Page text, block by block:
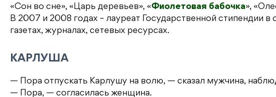
«Сон во сне», «Царь деревьев», «Фиолетовая бабочка»,
В 2007 и 2008 годах – лауреат Государственной стипендии в
газетах, журналах, сетевых ресурсах.
КАРЛУША
— Пора отпускать Карлушу на волю, — сказал мужчина,
— Пора, — согласилась женщина.